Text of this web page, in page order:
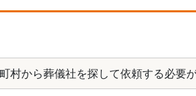
から葬儀社を探して依頼する必要が